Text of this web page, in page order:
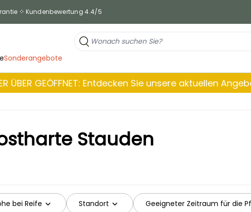
Kundenbewertung 4.4/5
Sonderangebote
ÜBER GEÖFFNET: Entdecken Sie unsere aktuellen
Stauden
bei Reife Standort Geeigneter Zeitraum für die